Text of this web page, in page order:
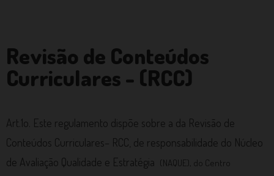
Revisão de Conteúdos
Curriculares - (RCC)
Art.1o. Este regulamento dispõe sobre a da Revisão de
Conteúdos Curriculares– RCC, de responsabilidade do Núcleo
de Avaliação Qualidade e Estratégia (NAQUE), do Centro